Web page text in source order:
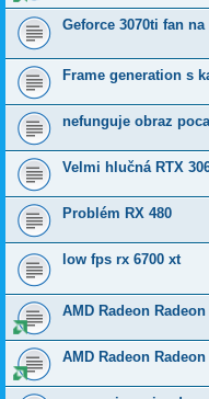
Geforce 3070ti fan
Frame generation s
nefunguje obraz
Velmi hlučná RTX
Problém RX 480
low fps rx 6700 xt
AMD Radeon
AMD Radeon